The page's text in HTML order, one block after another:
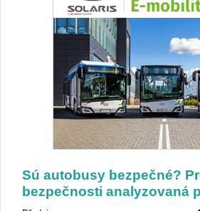
Sú autobusy bezpečné?
bezpečnosti analyzovaná